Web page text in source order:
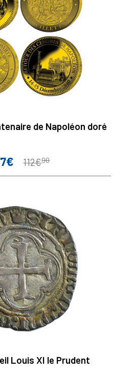
de Napoléon doré
Prix
112€90
Louis XI le Prudent